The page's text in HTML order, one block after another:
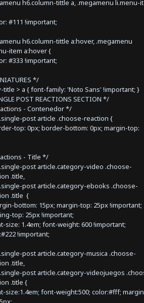
h6.column-tittle a, .megamenu li.menu-
#111 !important;
h6.column-tittle a:hover, .megamenu
item a:hover {
#333 !important;
*/
title > a { font-family: 'Noto Sans' !important; }
POST REACTIONS SECTION */
- Contenedor */
post article .choose-reaction {
top: 0px; border-bottom: 0px; margin-top:
- Title */
post article.category-video .choose-
.title,
post article.category-ebooks .choose-
.title {
bottom: 15px; margin-top: 25px !important;
top: 25px !important;
size: 1.4em; font-weight: 600 !important;
!important;
post article.category-musica .choose-
.title,
post article.category-videojuegos
.title {
size:1.4em; font-weight:500; color:#fff;